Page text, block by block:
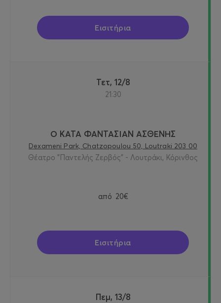
Εισιτήρια
Τετ, 12/8
21:30
Ο ΚΑΤΑ ΦΑΝΤΑΣΙΑΝ ΑΣΘΕΝΗΣ
Dexameni Park, Chatzopoulou 50, Loutraki 203 00
Θέατρο "Παντελής Ζερβός" - Λουτράκι, Κόρινθος
από 20€
Εισιτήρια
Πεμ, 13/8